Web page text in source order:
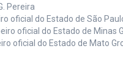
Pereira
oficial do Estado de São
oficial do Estado de Minas
oficial do Estado de Mato